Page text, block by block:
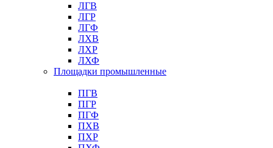
ЛГВ
ЛГР
ЛГФ
ЛХВ
ЛХР
ЛХФ
Площадки промышленные
ПГВ
ПГР
ПГФ
ПХВ
ПХР